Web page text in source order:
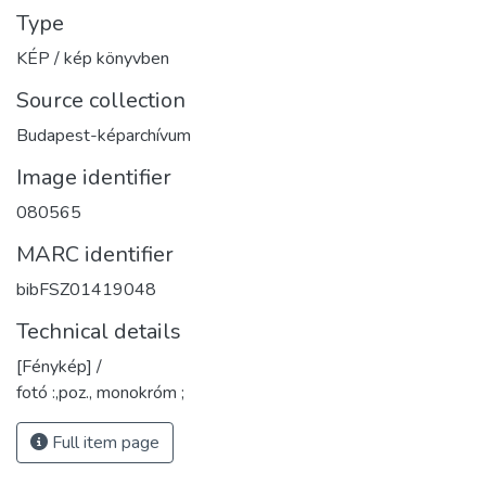
Type
KÉP / kép könyvben
Source collection
Budapest-képarchívum
Image identifier
080565
MARC identifier
bibFSZ01419048
Technical details
[Fénykép] /
fotó :,poz., monokróm ;
Full item page